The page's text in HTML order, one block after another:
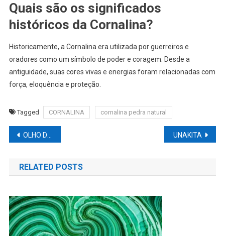
Quais são os significados
históricos da Cornalina?
Historicamente, a Cornalina era utilizada por guerreiros e
oradores como um símbolo de poder e coragem. Desde a
antiguidade, suas cores vivas e energias foram relacionadas com
força, eloquência e proteção.
Tagged CORNALINA cornalina pedra natural
Navegação
de
Post
OLHO DE TIGRE UNAKITA
RELATED POSTS